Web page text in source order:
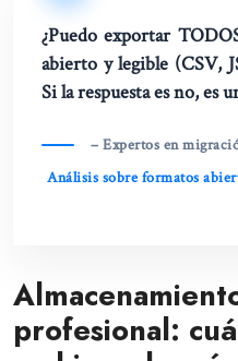
¿Puedo exportar
abierto y legible (CSV,
Si la respuesta es no, es
– Expertos en
Análisis sobre formatos
profesional: